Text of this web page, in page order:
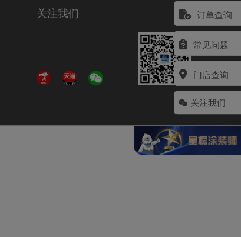
订单查询
常见问题
门店查询
关注我们
关注我们